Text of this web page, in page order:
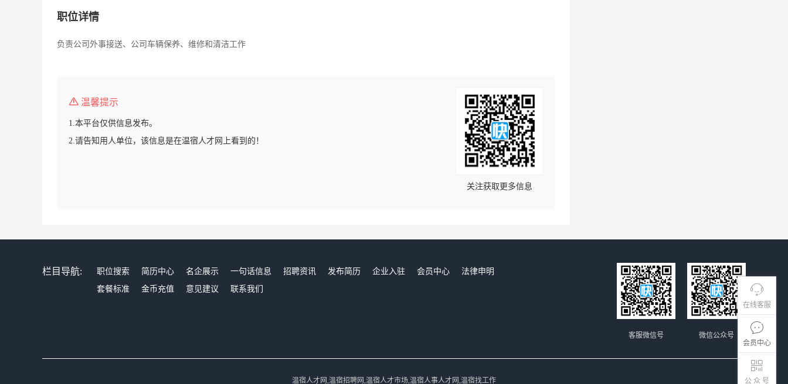
在线客服
会员中心
公 众 号
职位详情
负责公司外事接送、公司车辆保养、维修和清洁工作
温馨提示
1.本平台仅供信息发布。
2.请告知用人单位，该信息是在温宿人才网上看到的！
关注获取更多信息
栏目导航: 职位搜索 简历中心 名企展示 一句话信息 招聘资讯 发布简历 企业入驻 会员中心
法律申明
套餐标准
金币充值 意见建议 联系我们
微信公众号
客服微信号
温宿人才网,温宿招聘网,温宿人才市场,温宿人事人才网,温宿找工作